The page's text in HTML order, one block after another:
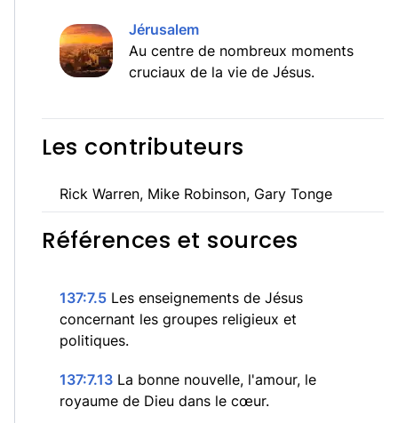
Jérusalem
Au centre de nombreux moments
cruciaux de la vie de Jésus.
Les contributeurs
Rick Warren, Mike Robinson, Gary Tonge
Références et sources
137:7.5 Les enseignements de Jésus
concernant les groupes religieux et
politiques.
137:7.13 La bonne nouvelle, l'amour, le
royaume de Dieu dans le cœur.